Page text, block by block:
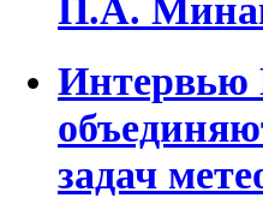
П.А.
Интервью
задач